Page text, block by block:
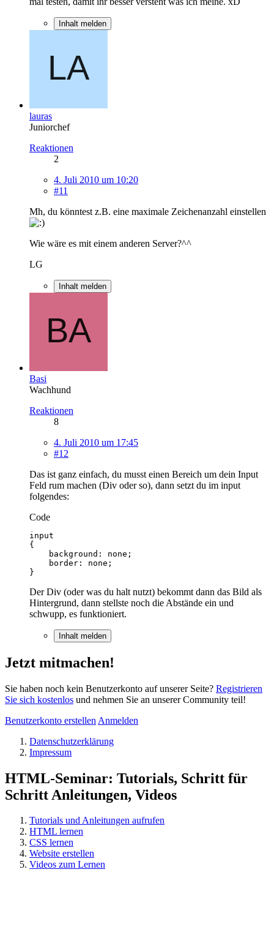
Inhalt melden
lauras
Juniorchef
Reaktionen
2
4. Juli 2010 um 10:20
#11
Mh, du könntest z.B. eine maximale Zeichenanzahl einstellen
Wie wäre es mit einem anderen Server?^^
LG
Inhalt melden
Basi
Wachhund
Reaktionen
8
4. Juli 2010 um 17:45
#12
Das ist ganz einfach, du musst einen Bereich um dein Input
Feld rum machen (Div oder so), dann setzt du im input
folgendes:
Code
}
Der Div (oder was du halt nutzt) bekommt dann das Bild als
Hintergrund, dann stellste noch die Abstände ein und
schwupp, es funktioniert.
Inhalt melden
Jetzt mitmachen!
Sie haben noch kein Benutzerkonto auf unserer Seite? Registrieren
Sie sich kostenlos und nehmen Sie an unserer Community teil!
Benutzerkonto erstellen Anmelden
Datenschutzerklärung
Impressum
HTML-Seminar: Tutorials, Schritt für
Schritt Anleitungen, Videos
Tutorials und Anleitungen aufrufen
HTML lernen
CSS lernen
Website erstellen
Videos zum Lernen